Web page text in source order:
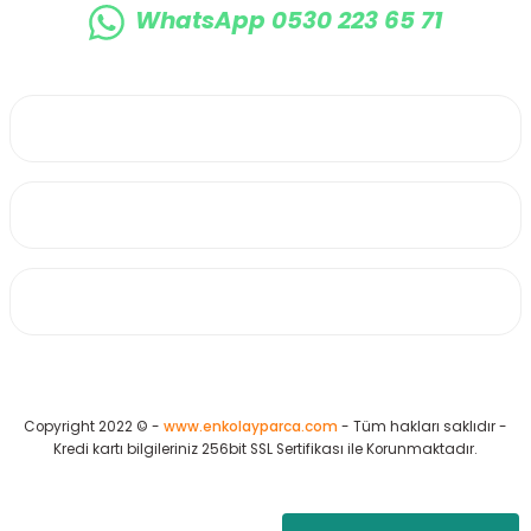
WhatsApp 0530 223 65 71
Copyright 2022 © - www.enkolayparca.com - Tüm hakları saklıdır -
Kredi kartı bilgileriniz 256bit SSL Sertifikası ile Korunmaktadır.